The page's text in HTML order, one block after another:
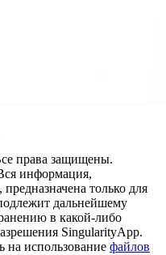
права защищены.
информация,
только для
дальнейшему
в какой-либо
SingularityApp.
на использование файлов